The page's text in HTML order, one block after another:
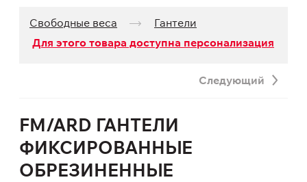
Свободные веса
Гантели
Для этого товара доступна персонализация
Следующий
FM/ARD ГАНТЕЛИ
ФИКСИРОВАННЫЕ
ОБРЕЗИНЕННЫЕ